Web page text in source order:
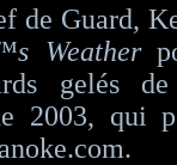
de Guard,
Weather
gelés
2003, qui